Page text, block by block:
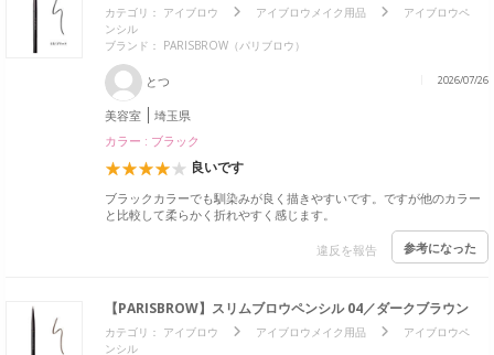
カテゴリ： アイブロウ アイブロウメイク用品
アイブロウペ
ンシル
ブランド： PARISBROW（パリブロウ）
とつ 2026/07/26
美容室
埼玉県
カラー : ブラック
良いです
ブラックカラーでも馴染みが良く描きやすいです。ですが他のカラー
と比較して柔らかく折れやすく感じます。
違反を報告 参考になった
【PARISBROW】スリムブロウペンシル 04／ダークブラウン
カテゴリ： アイブロウ アイブロウメイク用品
アイブロウペ
ンシル